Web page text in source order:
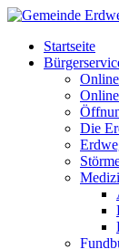
Startseite
Die